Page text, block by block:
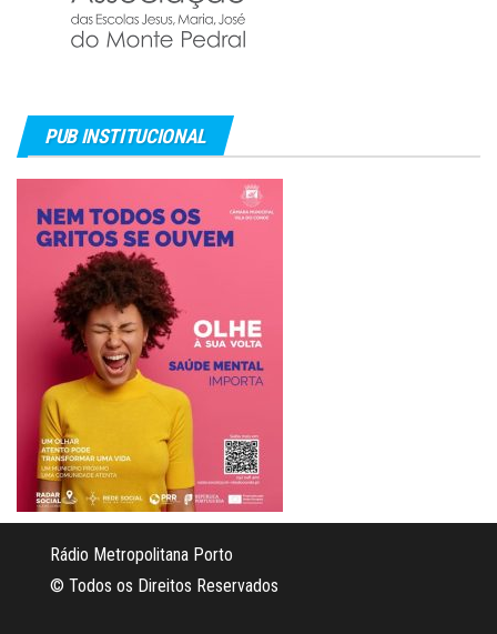
PUB INSTITUCIONAL
Rádio Metropolitana Porto
© Todos os Direitos Reservados